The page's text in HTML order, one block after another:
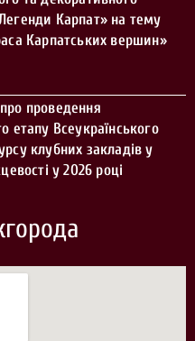
Карпат» на тему
Карпатських вершин»
проведення
етапу Всеукраїнського
клубних закладів у
у 2026 році